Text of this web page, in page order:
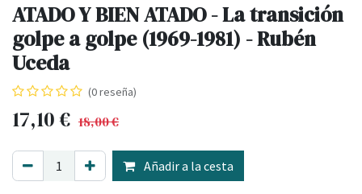
ATADO Y BIEN ATADO - La transición
golpe a golpe (1969-1981) - Rubén
Uceda
(0 reseña)
17,10€ 18,00€
Añadir a la cesta